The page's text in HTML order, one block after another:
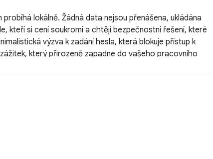
lokálně. Žádná data nejsou přenášena, ukládána
kteří si cení soukromí a chtějí bezpečnostní řešení, které
výzva k zadání hesla, která blokuje přístup k
který přirozeně zapadne do vašeho pracovního
pole vytvářejí soustředěné prostředí pro zadání hesla.
brána do vašeho prohlížeče. Designová filozofie
metafory, jako je zámek prohlížeče nebo štít hesla,